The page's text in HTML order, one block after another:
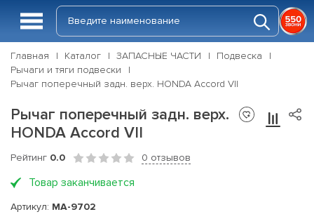
Главная Каталог ЗАПАСНЫЕ ЧАСТИ
Подвеска
Рычаги и тяги подвески
Рычаг поперечный задн. верх. HONDA Accord VII
Рычаг поперечный задн. верх.
HONDA Accord VII
Рейтинг 0.0 0 отзывов
Товар заканчивается
Артикул: MA-9702